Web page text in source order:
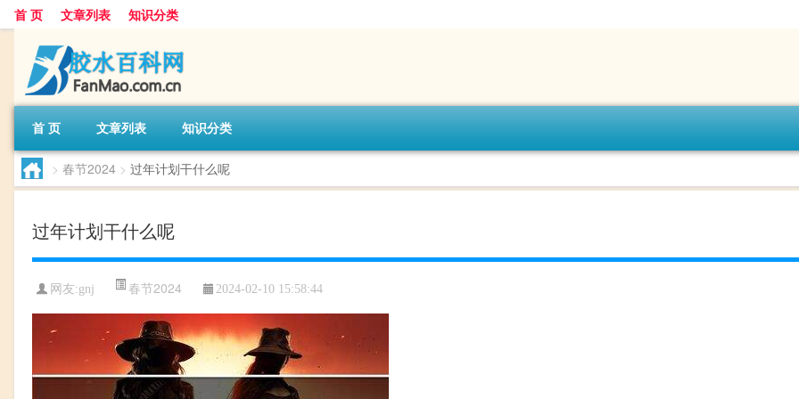
首 页 文章列表 知识分类
首 页 文章列表 知识分类
> 春节2024 > 过年计划干什么呢
过年计划干什么呢
网友:gnj 春节2024 2024-02-10 15:58:44